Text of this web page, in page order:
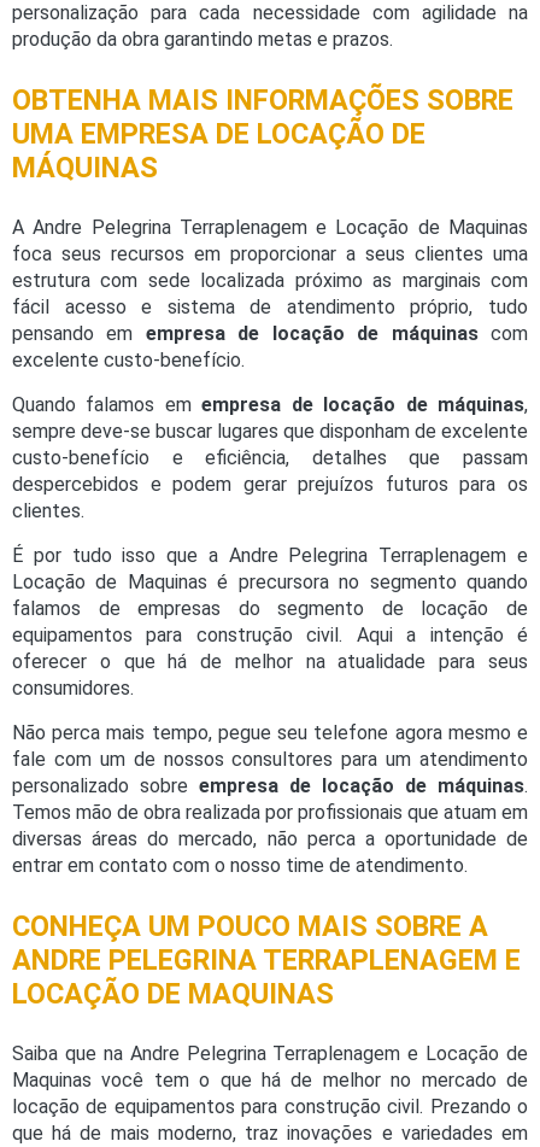
personalização para cada necessidade com agilidade na
produção da obra garantindo metas e prazos.
OBTENHA MAIS INFORMAÇÕES SOBRE
UMA EMPRESA DE LOCAÇÃO DE
MÁQUINAS
A Andre Pelegrina Terraplenagem e Locação de Maquinas
foca seus recursos em proporcionar a seus clientes uma
estrutura com sede localizada próximo as marginais com
fácil acesso e sistema de atendimento próprio, tudo
pensando em empresa de locação de máquinascom
excelente custo-benefício.
Quando falamos emempresa de locação de máquinas,
sempre deve-se buscar lugares que disponham de excelente
custo-benefício e eficiência, detalhes que passam
despercebidos e podem gerar prejuízos futuros para os
clientes.
É por tudo isso que a Andre Pelegrina Terraplenagem e
Locação de Maquinas é precursora no segmento quando
falamos de empresas do segmento de locação de
equipamentos para construção civil. Aqui a intenção é
oferecer o que há de melhor na atualidade para seus
consumidores.
Não perca mais tempo, pegue seu telefone agora mesmo e
fale com um de nossos consultores para um atendimento
personalizado sobre empresa de locação de máquinas.
Temos mão de obra realizada por profissionais que atuam em
diversas áreas do mercado, não perca a oportunidade de
entrar em contato com o nosso time de atendimento.
CONHEÇA UM POUCO MAIS SOBRE A
ANDRE PELEGRINA TERRAPLENAGEM E
LOCAÇÃO DE MAQUINAS
Saiba que na Andre Pelegrina Terraplenagem e Locação de
Maquinas você tem o que há de melhor no mercado de
locação de equipamentos para construção civil. Prezando o
que há de mais moderno, traz inovações e variedades em